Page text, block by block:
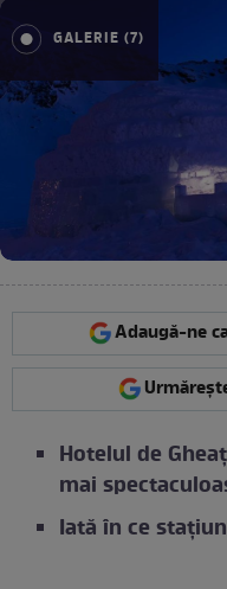
GALERIE (7)
Adaugă-ne
Hotelul de
mai
Iată în ce